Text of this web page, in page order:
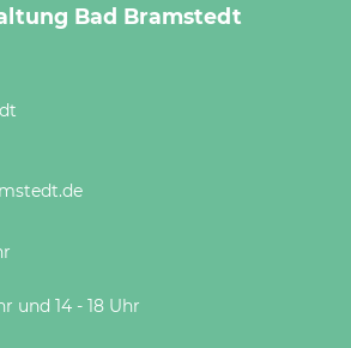
Bad Bramstedt
14 - 18 Uhr